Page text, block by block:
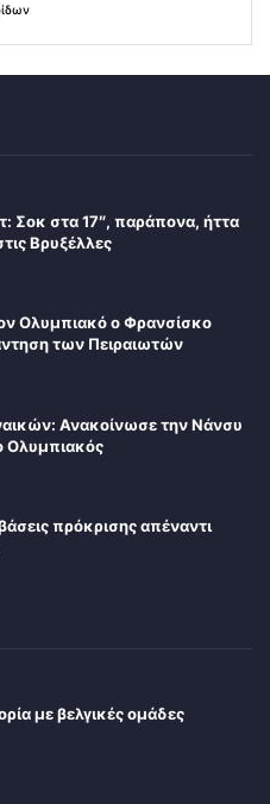
Σοκ στα 17″, παράπονα, ήττα
Βρυξέλλες
Ολυμπιακό ο Φρανσίσκο
των Πειραιωτών
Ανακοίνωσε την Νάνσυ
Ολυμπιακός
πρόκρισης απέναντι
με βελγικές ομάδες